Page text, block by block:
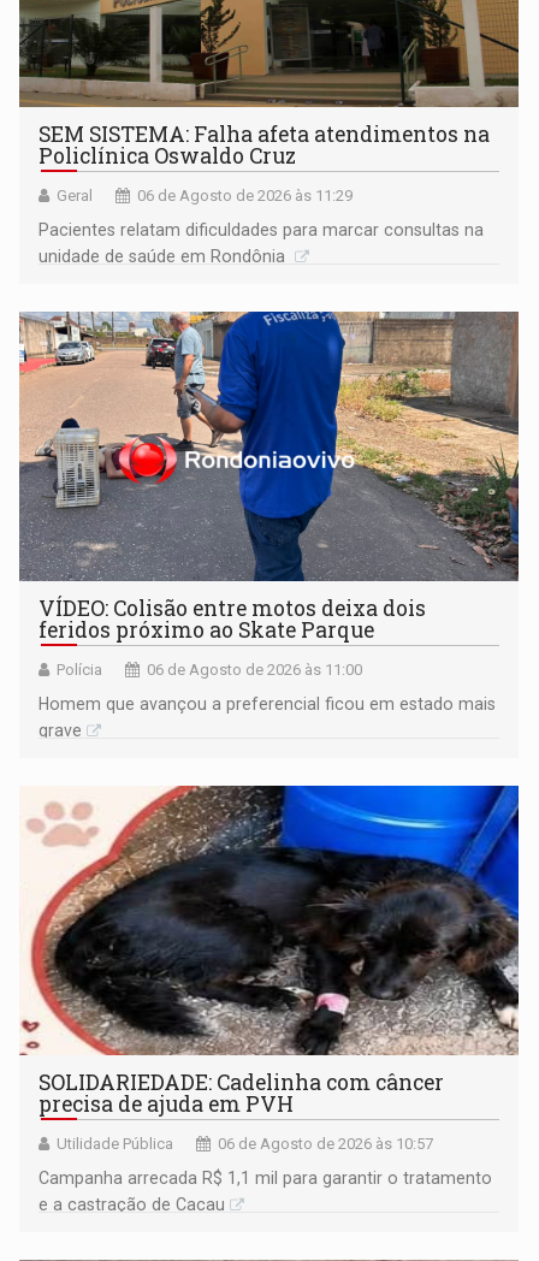
SEM SISTEMA: Falha afeta atendimentos na
Policlínica Oswaldo Cruz
Geral 06 de Agosto de 2026 às 11:29
Pacientes relatam dificuldades para marcar consultas na
unidade de saúde em Rondônia
VÍDEO: Colisão entre motos deixa dois
feridos próximo ao Skate Parque
Polícia 06 de Agosto de 2026 às 11:00
Homem que avançou a preferencial ficou em estado mais
grave
SOLIDARIEDADE: Cadelinha com câncer
precisa de ajuda em PVH
Utilidade Pública 06 de Agosto de 2026 às 10:57
Campanha arrecada R$ 1,1 mil para garantir o tratamento
e a castração de Cacau